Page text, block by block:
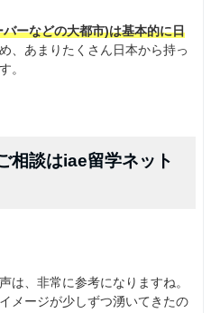
ーなどの大都市)は基本的に日
、あまりたくさん日本から持っ
。
相談はiae留学ネット
は、非常に参考になりますね。
メージが少しずつ湧いてきたの